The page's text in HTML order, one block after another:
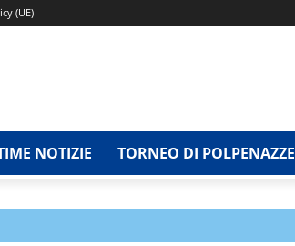
(UE)
NOTIZIE TORNEO DI POLPENAZZE